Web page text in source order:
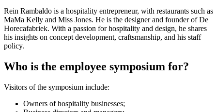
Rein Rambaldo is a hospitality entrepreneur, with restaurants such as
MaMa Kelly and Miss Jones. He is the designer and founder of De
Horecafabriek. With a passion for hospitality and design, he shares
his insights on concept development, craftsmanship, and his staff
policy.
Who is the employee symposium for?
Visitors of the symposium include:
Owners of hospitality businesses;